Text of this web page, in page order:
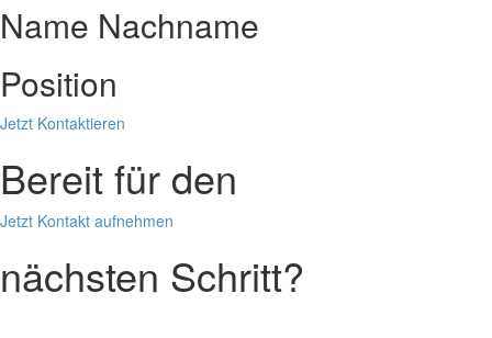
Name Nachname
Position
Jetzt Kontaktieren
Bereit für den
Jetzt Kontakt aufnehmen
nächsten Schritt?